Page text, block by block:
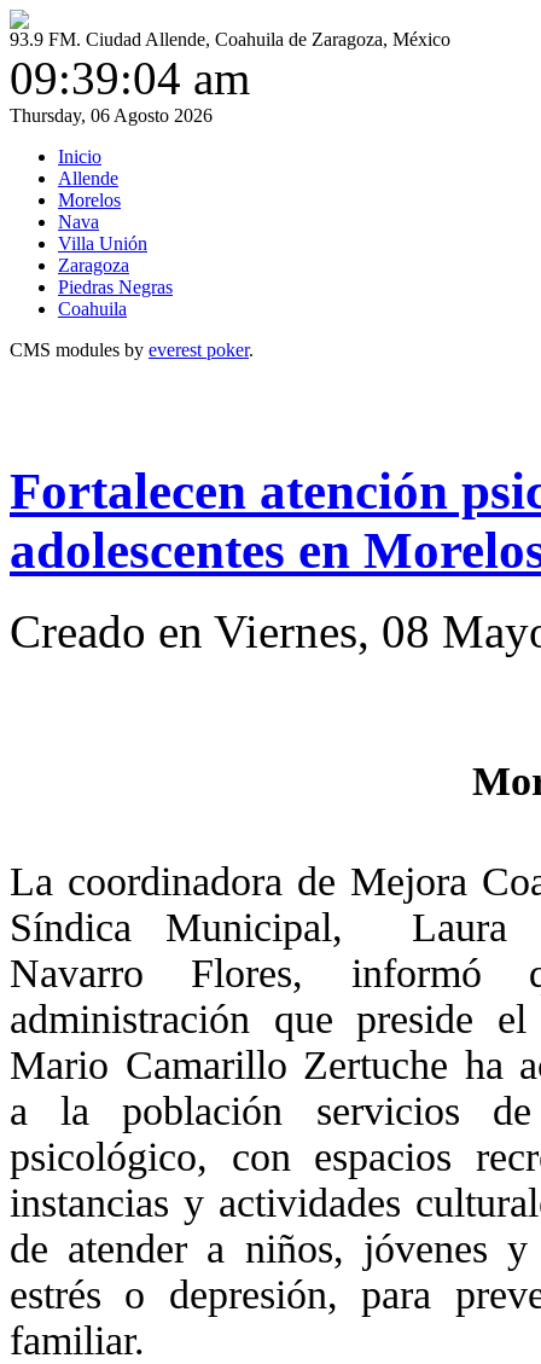
93.9 FM. Ciudad Allende, Coahuila de Zaragoza, México
09:39:04 am
Thursday, 06 Agosto 2026
Inicio
Allende
Morelos
Nava
Villa Unión
Zaragoza
Piedras Negras
Coahuila
CMS modules by everest poker.
Fortalecen atención
adolescentes en
Creado en Viernes, 08
La coordinadora de Mejora
Síndica Municipal, Laura
Navarro Flores, informó
administración que preside el
Mario Camarillo Zertuche ha
a la población servicios
psicológico, con espacios
instancias y actividades
de atender a niños, jóvenes
estrés o depresión, para
familiar.